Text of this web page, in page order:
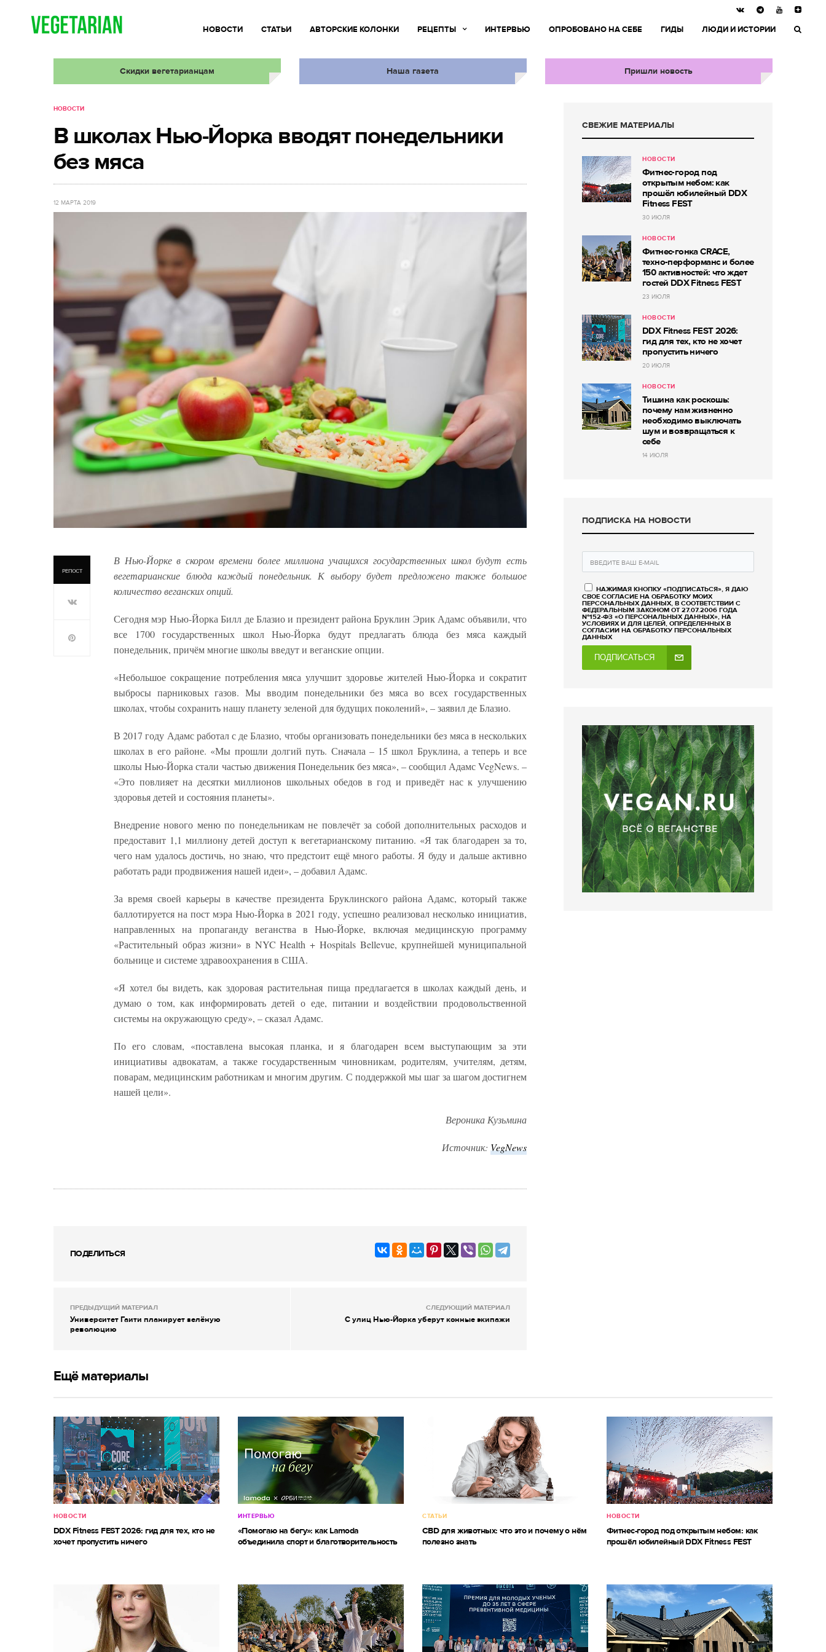
НОВОСТИ СТАТЬИ АВТОРСКИЕ КОЛОНКИ РЕЦЕПТЫ ИНТЕРВЬЮ ОПРОБОВАНО НА СЕБЕ ГИДЫ ЛЮДИ И ИСТОРИИ
Скидки вегетарианцам Наша газета Пришли новость
НОВОСТИ
В школах Нью-Йорка вводят понедельники
без мяса
12 МАРТА 2019
РЕПОСТ
В Нью-Йорке в скором времени более миллиона учащихся государственных школ будут есть
вегетарианские блюда каждый понедельник. К выбору будет предложено также большое
количество веганских опций.
Сегодня мэр Нью-Йорка Билл де Блазио и президент района Бруклин Эрик Адамс объявили, что
все 1700 государственных школ Нью-Йорка будут предлагать блюда без мяса каждый
понедельник, причём многие школы введут и веганские опции.
«Небольшое сокращение потребления мяса улучшит здоровье жителей Нью-Йорка и сократит
выбросы парниковых газов. Мы вводим понедельники без мяса во всех государственных
школах, чтобы сохранить нашу планету зеленой для будущих поколений», – заявил де Блазио.
В 2017 году Адамс работал с де Блазио, чтобы организовать понедельники без мяса в нескольких
школах в его районе. «Мы прошли долгий путь. Сначала – 15 школ Бруклина, а теперь и все
школы Нью-Йорка стали частью движения Понедельник без мяса», – сообщил Адамс VegNews. –
«Это повлияет на десятки миллионов школьных обедов в год и приведёт нас к улучшению
здоровья детей и состояния планеты».
Внедрение нового меню по понедельникам не повлечёт за собой дополнительных расходов и
предоставит 1,1 миллиону детей доступ к вегетарианскому питанию. «Я так благодарен за то,
чего нам удалось достичь, но знаю, что предстоит ещё много работы. Я буду и дальше активно
работать ради продвижения нашей идеи», – добавил Адамс.
За время своей карьеры в качестве президента Бруклинского района Адамс, который также
баллотируется на пост мэра Нью-Йорка в 2021 году, успешно реализовал несколько инициатив,
направленных на пропаганду веганства в Нью-Йорке, включая медицинскую программу
«Растительный образ жизни» в NYC Health + Hospitals Bellevue, крупнейшей муниципальной
больнице и системе здравоохранения в США.
«Я хотел бы видеть, как здоровая растительная пища предлагается в школах каждый день, и
думаю о том, как информировать детей о еде, питании и воздействии продовольственной
системы на окружающую среду», – сказал Адамс.
По его словам, «поставлена высокая планка, и я благодарен всем выступающим за эти
инициативы адвокатам, а также государственным чиновникам, родителям, учителям, детям,
поварам, медицинским работникам и многим другим. С поддержкой мы шаг за шагом достигнем
нашей цели».
Вероника Кузьмина
Источник: VegNews
ПОДЕЛИТЬСЯ
ПРЕДЫДУЩИЙ МАТЕРИАЛ
Университет Гаити планирует зелёную
революцию
СЛЕДУЮЩИЙ МАТЕРИАЛ
С улиц Нью-Йорка уберут конные экипажи
СВЕЖИЕ МАТЕРИАЛЫ
НОВОСТИ
Фитнес-город под
открытым небом: как
прошёл юбилейный DDX
Fitness FEST
30 ИЮЛЯ
НОВОСТИ
Фитнес-гонка CRACE,
техно-перформанс и более
150 активностей: что ждет
гостей DDX Fitness FEST
23 ИЮЛЯ
НОВОСТИ
DDX Fitness FEST 2026:
гид для тех, кто не хочет
пропустить ничего
20 ИЮЛЯ
НОВОСТИ
Тишина как роскошь:
почему нам жизненно
необходимо выключать
шум и возвращаться к
себе
14 ИЮЛЯ
ПОДПИСКА НА НОВОСТИ
НАЖИМАЯ КНОПКУ «ПОДПИСАТЬСЯ», Я ДАЮ
СВОЕ СОГЛАСИЕ НА ОБРАБОТКУ МОИХ
ПЕРСОНАЛЬНЫХ ДАННЫХ, В СООТВЕТСТВИИ С
ФЕДЕРАЛЬНЫМ ЗАКОНОМ ОТ 27.07.2006 ГОДА
№152-ФЗ «О ПЕРСОНАЛЬНЫХ ДАННЫХ», НА
УСЛОВИЯХ И ДЛЯ ЦЕЛЕЙ, ОПРЕДЕЛЕННЫХ В
СОГЛАСИИ НА ОБРАБОТКУ ПЕРСОНАЛЬНЫХ
ДАННЫХ
ПОДПИСАТЬСЯ
Ещё материалы
НОВОСТИ
DDX Fitness FEST 2026: гид для тех, кто не
хочет пропустить ничего
ИНТЕРВЬЮ
«Помогаю на бегу»: как Lamoda
объединила спорт и благотворительность
СТАТЬИ
CBD для животных: что это и почему о нём
полезно знать
НОВОСТИ
Фитнес-город под открытым небом: как
прошёл юбилейный DDX Fitness FEST